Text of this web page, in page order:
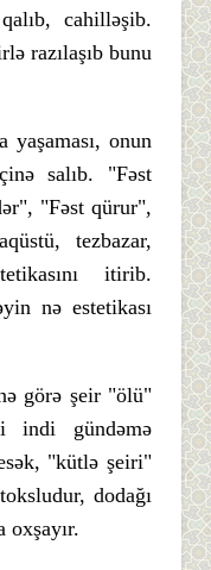
cahilləşib.
razılaşıb bunu
yaşaması, onun
salıb. "Fəst
"Fəst qürur",
tezbazar,
itirib.
nə estetikası
görə şeir "ölü"
indi gündəmə
"kütlə şeiri"
dodağı
oxşayır.